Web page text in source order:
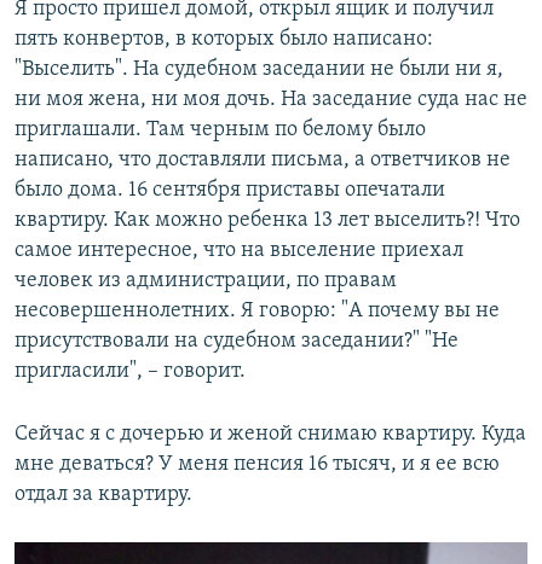
Я просто пришел домой, открыл ящик и получил
пять конвертов, в которых было написано:
"Выселить". На судебном заседании не были ни я,
ни моя жена, ни моя дочь. На заседание суда нас не
приглашали. Там черным по белому было
написано, что доставляли письма, а ответчиков не
было дома. 16 сентября приставы опечатали
квартиру. Как можно ребенка 13 лет выселить?! Что
самое интересное, что на выселение приехал
человек из администрации, по правам
несовершеннолетних. Я говорю: "А почему вы не
присутствовали на судебном заседании?" "Не
пригласили", – говорит.
Сейчас я с дочерью и женой снимаю квартиру. Куда
мне деваться? У меня пенсия 16 тысяч, и я ее всю
отдал за квартиру.